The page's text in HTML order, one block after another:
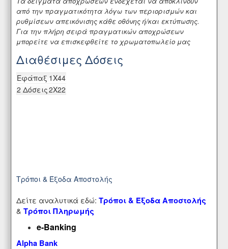
από την πραγματικότητα λόγω των περιορισμών και
ρυθμίσεων απεικόνισης κάθε οθόνης ή/και εκτύπωσης.
Για την πλήρη σειρά πραγματικών αποχρώσεων
μπορείτε να επισκεφθείτε το χρωματοπωλείο μας
Διαθέσιμες Δόσεις
Eφάπαξ 1X44
2 Δόσεις2X22
Τρόποι & Έξοδα Αποστολής
Δείτε αναλυτικά εδώ: Τρόποι & Έξοδα Αποστολής
& Τρόποι Πληρωμής
e-Banking
Alpha Bank